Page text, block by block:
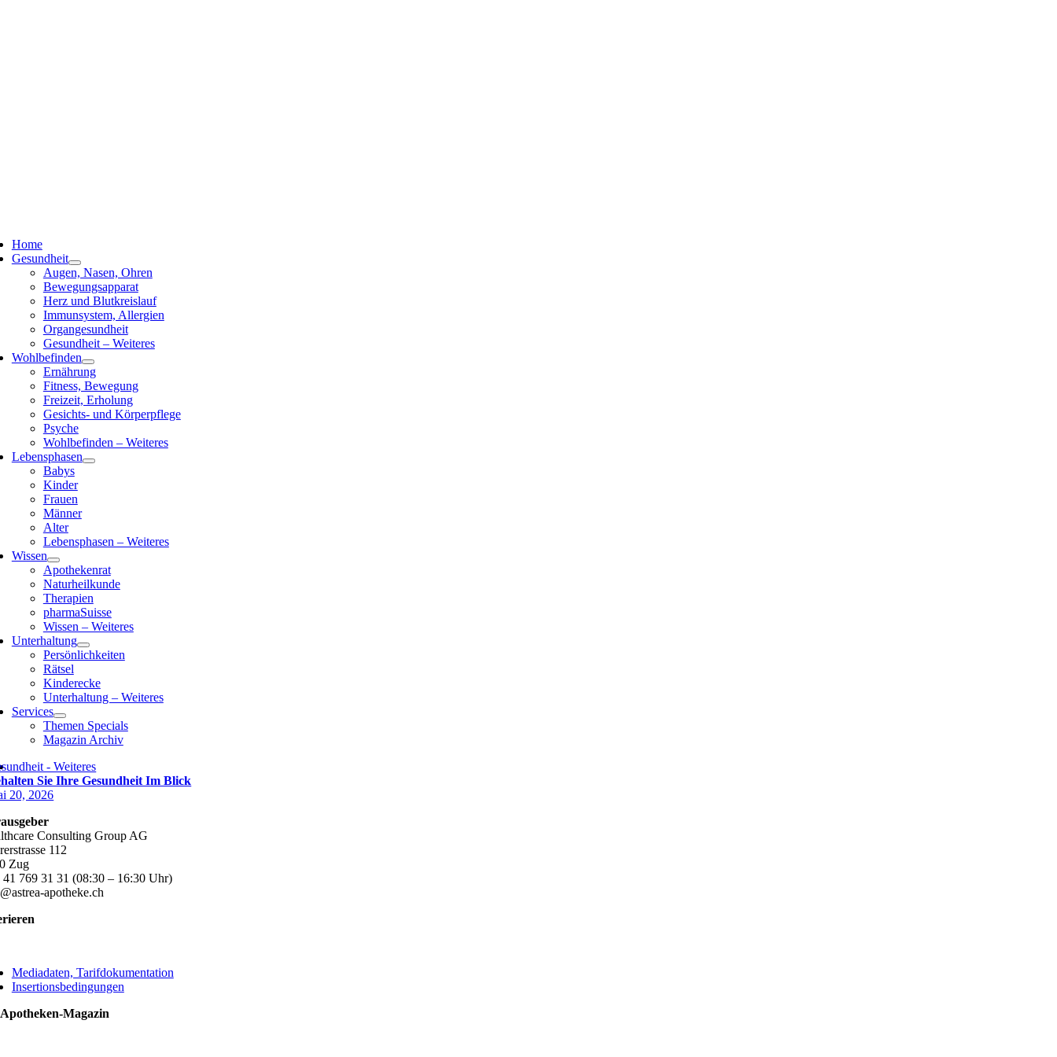
Home
Gesundheit
Augen, Nasen, Ohren
Bewegungsapparat
Herz und Blutkreislauf
Immunsystem, Allergien
Organgesundheit
Gesundheit – Weiteres
Wohlbefinden
Ernährung
Fitness, Bewegung
Freizeit, Erholung
Gesichts- und Körperpflege
Psyche
Wohlbefinden – Weiteres
Lebensphasen
Babys
Kinder
Frauen
Männer
Alter
Lebensphasen – Weiteres
Wissen
Apothekenrat
Naturheilkunde
Therapien
pharmaSuisse
Wissen – Weiteres
Unterhaltung
Persönlichkeiten
Rätsel
Kinderecke
Unterhaltung – Weiteres
Services
Themen Specials
Magazin Archiv
- Weiteres
Sie Ihre Gesundheit Im Blick
20, 2026
Consulting Group AG
112
Zug
41 769 31 31 (08:30 – 16:30 Uhr)
apotheke.ch
Mediadaten, Tarifdokumentation
Insertionsbedingungen
Magazin